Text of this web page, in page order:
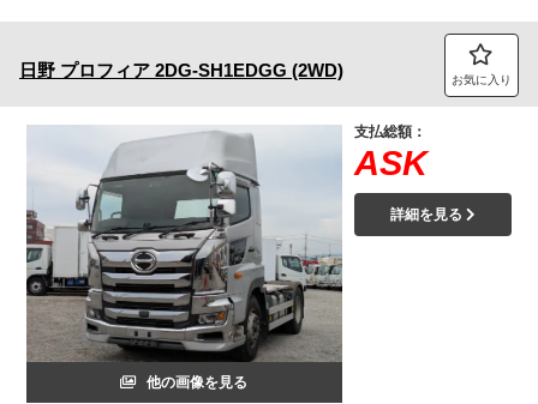
日野 プロフィア 2DG-SH1EDGG (2WD) お気に入り
他の画像を見る
支払総額：
ASK
詳細を見る